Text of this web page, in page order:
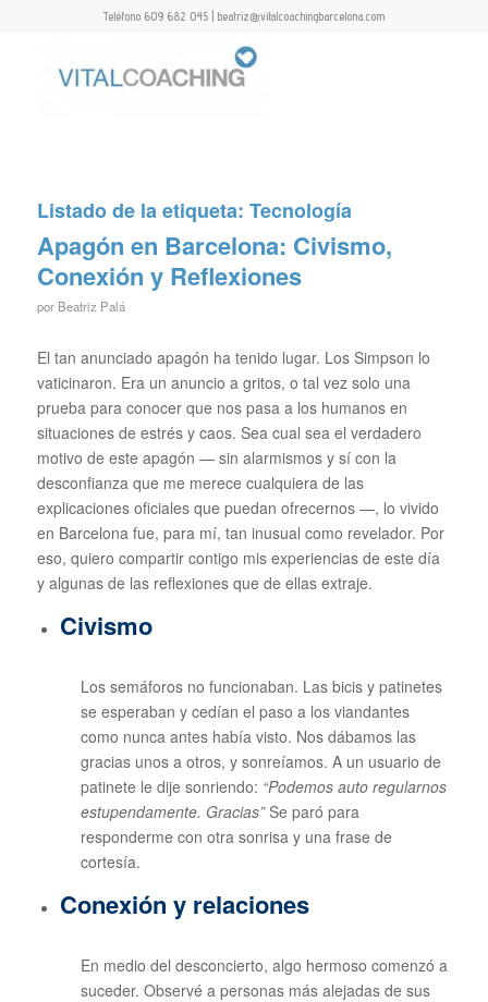
Teléfono 609 682 045 | beatriz@vitalcoachingbarcelona.com
Listado de la etiqueta: Tecnología
Apagón en Barcelona: Civismo,
Conexión y Reflexiones
por Beatriz Palá
El tan anunciado apagón ha tenido lugar. Los Simpson lo
vaticinaron. Era un anuncio a gritos, o tal vez solo una
prueba para conocer que nos pasa a los humanos en
situaciones de estrés y caos. Sea cual sea el verdadero
motivo de este apagón — sin alarmismos y sí con la
desconfianza que me merece cualquiera de las
explicaciones oficiales que puedan ofrecernos —, lo vivido
en Barcelona fue, para mí, tan inusual como revelador. Por
eso, quiero compartir contigo mis experiencias de este día
y algunas de las reflexiones que de ellas extraje.
Civismo
Los semáforos no funcionaban. Las bicis y patinetes
se esperaban y cedían el paso a los viandantes
como nunca antes había visto. Nos dábamos las
gracias unos a otros, y sonreíamos. A un usuario de
patinete le dije sonriendo: “Podemos auto regularnos
estupendamente. Gracias”Se paró para
responderme con otra sonrisa y una frase de
cortesía.
Conexión y relaciones
En medio del desconcierto, algo hermoso comenzó a
suceder. Observé a personas más alejadas de sus